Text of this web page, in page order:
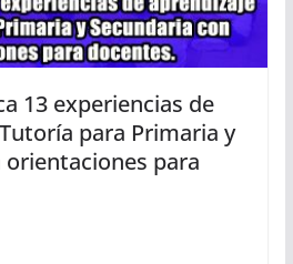
13 experiencias de
para Primaria y
orientaciones para